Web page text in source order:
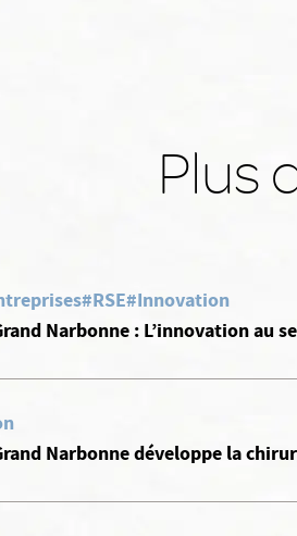
Plus
#RSE#Innovation
Narbonne : L’innovation au
Narbonne développe la